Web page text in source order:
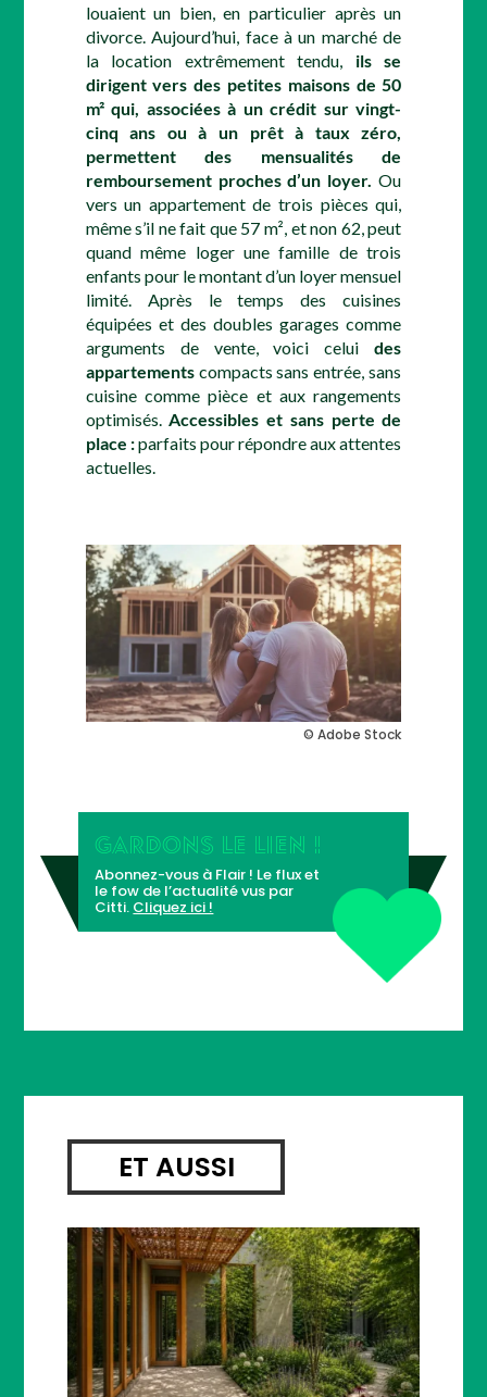
louaient un bien, en particulier après un
divorce. Aujourd’hui, face à un marché de
la location extrêmement tendu, ils se
dirigent vers des petites maisons de 50
m² qui, associées à un crédit sur vingt-
cinq ans ou à un prêt à taux zéro,
permettent des mensualités de
remboursement proches d’un loyer. Ou
vers un appartement de trois pièces qui,
même s’il ne fait que 57 m², et non 62, peut
quand même loger une famille de trois
enfants pour le montant d’un loyer mensuel
limité. Après le temps des cuisines
équipées et des doubles garages comme
arguments de vente, voici celuides
appartementscompacts sans entrée, sans
cuisine comme pièce et aux rangements
optimisés.Accessibles et sans perte de
place :parfaits pour répondre aux attentes
actuelles.
© Adobe Stock
GARDONS LE LIEN !
Abonnez-vous à Flair ! Le flux et
le fow de l’actualité vus par
Citti. Cliquez ici !
ET AUSSI